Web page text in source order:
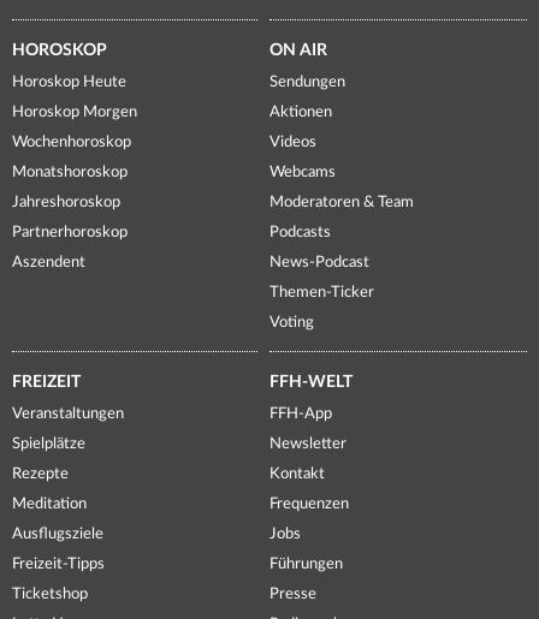
HOROSKOP
Horoskop Heute
Horoskop Morgen
Wochenhoroskop
Monatshoroskop
Jahreshoroskop
Partnerhoroskop
Aszendent
ON AIR
Sendungen
Aktionen
Videos
Webcams
Moderatoren & Team
Podcasts
News-Podcast
Themen-Ticker
Voting
FREIZEIT
Veranstaltungen
Spielplätze
Rezepte
Meditation
Ausflugsziele
Freizeit-Tipps
Ticketshop
FFH-WELT
FFH-App
Newsletter
Kontakt
Frequenzen
Jobs
Führungen
Presse